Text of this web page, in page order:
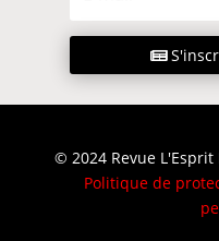
© 2024 Revue
Politique de